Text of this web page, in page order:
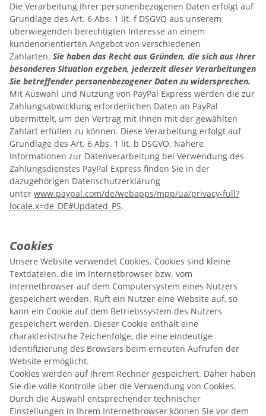
Die Verarbeitung Ihrer personenbezogenen Daten erfolgt auf
Grundlage des Art. 6 Abs. 1 lit. f DSGVO aus unserem
überwiegenden berechtigten Interesse an einem
kundenorientierten Angebot von verschiedenen
Zahlarten. Sie haben das Recht aus Gründen, die sich aus Ihrer
besonderen Situation ergeben, jederzeit dieser Verarbeitungen
Sie betreffender personenbezogener Daten zu widersprechen.
Mit Auswahl und Nutzung von PayPal Express werden die zur
Zahlungsabwicklung erforderlichen Daten an PayPal
übermittelt, um den Vertrag mit Ihnen mit der gewählten
Zahlart erfüllen zu können. Diese Verarbeitung erfolgt auf
Grundlage des Art. 6 Abs. 1 lit. b DSGVO. Nähere
Informationen zur Datenverarbeitung bei Verwendung des
Zahlungsdienstes PayPal Express finden Sie in der
dazugehörigen Datenschutzerklärung
unter www.paypal.com/de/webapps/mpp/ua/privacy-full?
locale.x=de_DE#Updated_PS.
Cookies
Unsere Website verwendet Cookies. Cookies sind kleine
Textdateien, die im Internetbrowser bzw. vom
Internetbrowser auf dem Computersystem eines Nutzers
gespeichert werden. Ruft ein Nutzer eine Website auf, so
kann ein Cookie auf dem Betriebssystem des Nutzers
gespeichert werden. Dieser Cookie enthält eine
charakteristische Zeichenfolge, die eine eindeutige
Identifizierung des Browsers beim erneuten Aufrufen der
Website ermöglicht.
Cookies werden auf Ihrem Rechner gespeichert. Daher haben
Sie die volle Kontrolle über die Verwendung von Cookies.
Durch die Auswahl entsprechender technischer
Einstellungen in Ihrem Internetbrowser können Sie vor dem